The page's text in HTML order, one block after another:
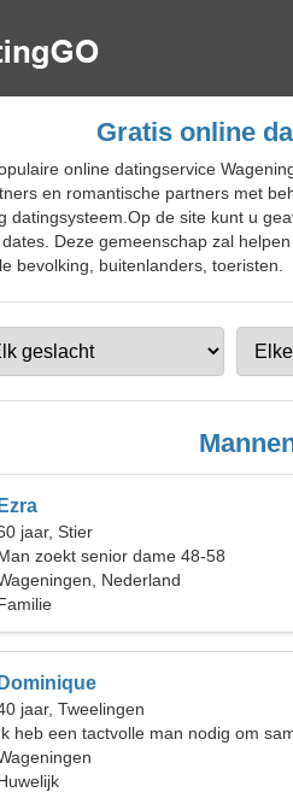
Gratis online
online datingservice
en romantische partners met
datingsysteem.Op de site kunt u
Deze gemeenschap zal
bevolking, buitenlanders, toeristen.
Ezra
jaar, Stier
zoekt senior dame 48-58
Nederland
Dominique
jaar, Tweelingen
heb een tactvolle man nodig om
kamperen